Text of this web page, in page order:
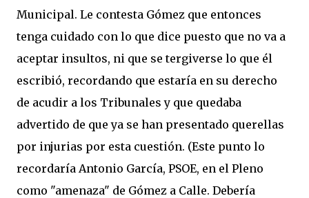
Municipal. Le contesta Gómez que entonces
tenga cuidado con lo que dice puesto que no va a
aceptar insultos, ni que se tergiverse lo que él
escribió, recordando que estaría en su derecho
de acudir a los Tribunales y que quedaba
advertido de que ya se han presentado querellas
por injurias por esta cuestión. (Este punto lo
recordaría Antonio García, PSOE, en el Pleno
como "amenaza" de Gómez a Calle. Debería